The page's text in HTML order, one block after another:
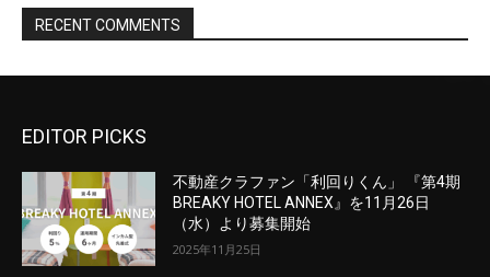
EDITOR PICKS
不動産クラファン「利回りくん」 『第4期
BREAKY HOTEL ANNEX』を11月26日
（水）より募集開始
2025年11月25日